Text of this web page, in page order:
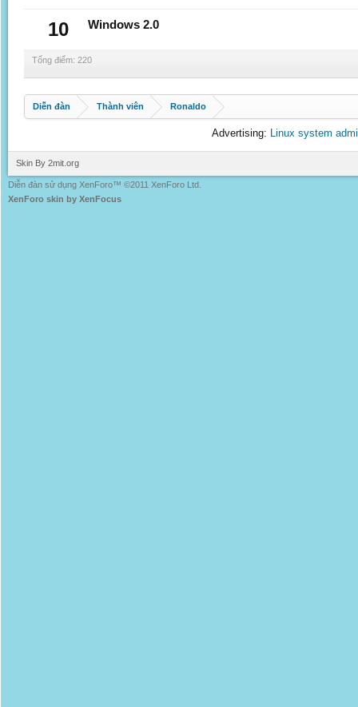
10 Windows 2.0
Tổng điểm: 220
Diễn đàn Thành viên Ronaldo
Advertising: Linux system
Skin By 2mit.org
Diễn đàn sử dụng XenForo™ ©2011 XenForo Ltd.
XenForo skin by XenFocus